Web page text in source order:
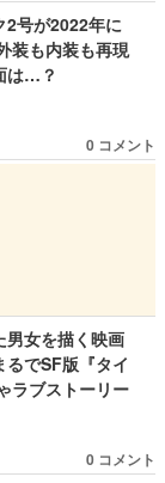
2号が2022年に
装も内装も再現
は…？
0 コメント
男女を描く映画
るでSF版『タイ
ラブストーリー
0 コメント